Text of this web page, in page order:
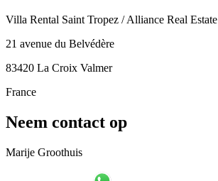
Villa Rental Saint Tropez / Alliance Real Estate
21 avenue du Belvédère
83420 La Croix Valmer
France
Neem contact op
Marije Groothuis